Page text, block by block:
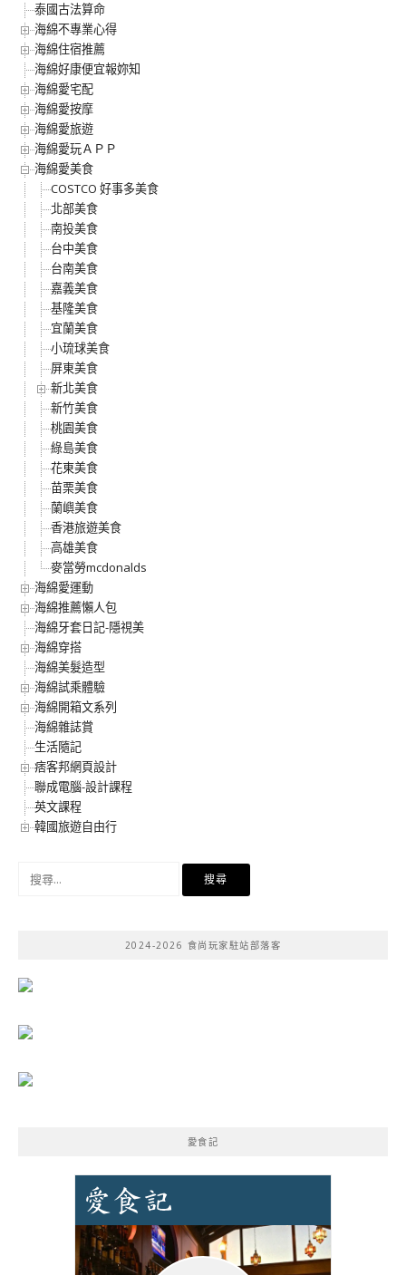
泰國古法算命
海綿不專業心得
海綿住宿推薦
海綿好康便宜報妳知
海綿愛宅配
海綿愛按摩
海綿愛旅遊
海綿愛玩ＡＰＰ
海綿愛美食
COSTCO 好事多美食
北部美食
南投美食
台中美食
台南美食
嘉義美食
基隆美食
宜蘭美食
小琉球美食
屏東美食
新北美食
新竹美食
桃園美食
綠島美食
花東美食
苗栗美食
蘭嶼美食
香港旅遊美食
高雄美食
麥當勞mcdonalds
海綿愛運動
海綿推薦懶人包
海綿牙套日記-隱視美
海綿穿搭
海綿美髮造型
海綿試乘體驗
海綿開箱文系列
海綿雜誌賞
生活隨記
痞客邦網頁設計
聯成電腦-設計課程
英文課程
韓國旅遊自由行
2024-2026 食尚玩家駐站部落客
愛食記